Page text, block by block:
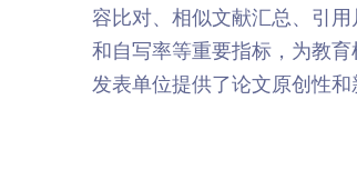
容比对、相似文献汇总、引
和自写率等重要指标，为教
发表单位提供了论文原创性